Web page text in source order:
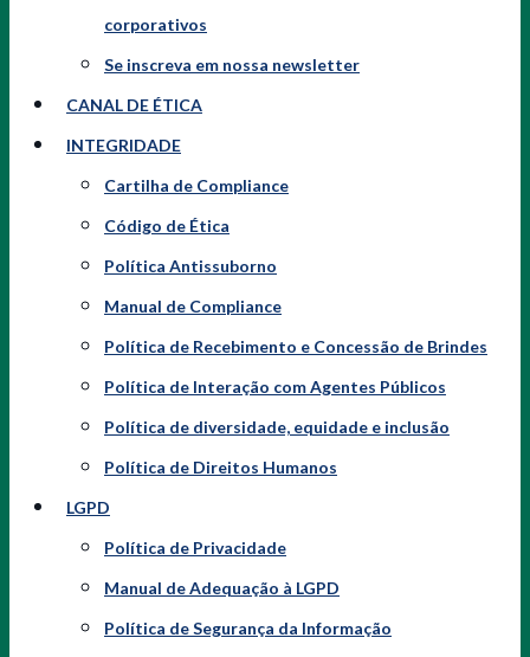
corporativos
Se inscreva em nossa newsletter
CANAL DE ÉTICA
INTEGRIDADE
Cartilha de Compliance
Código de Ética
Política Antissuborno
Manual de Compliance
Política de Recebimento e Concessão de Brindes
Política de Interação com Agentes Públicos
Política de diversidade, equidade e inclusão
Política de Direitos Humanos
LGPD
Política de Privacidade
Manual de Adequação à LGPD
Política de Segurança da Informação